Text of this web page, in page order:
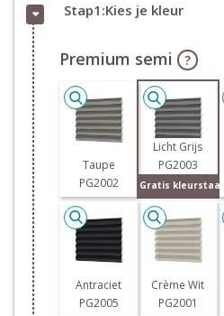
Stap1:Kies je kleur
Premium semi ?
Taupe
PG2002
Licht Grijs
PG2003
Gratis kleurstaal
Antraciet
PG2005
Crème Wit
PG2001